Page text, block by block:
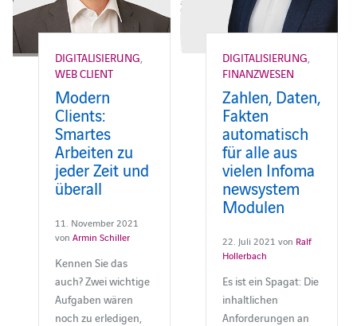
DIGITALISIERUNG
WEB CLIENT
Modern
Clients:
Smartes
Arbeiten zu
jeder Zeit und
überall
11. November 2021
von Armin Schiller
Kennen Sie das
auch? Zwei wichtige
Aufgaben wären
noch zu erledigen,
DIGITALISIERUNG
FINANZWESEN
Zahlen, Daten,
Fakten
automatisch
für alle aus
vielen Infoma
newsystem
Modulen
22. Juli 2021 von Ralf
Hollerbach
Es ist ein Spagat: Die
inhaltlichen
Anforderungen an